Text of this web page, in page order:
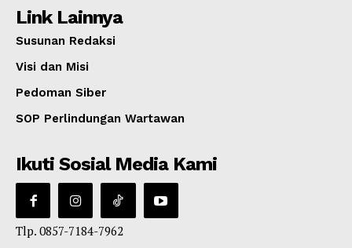
Link Lainnya
Susunan Redaksi
Visi dan Misi
Pedoman Siber
SOP Perlindungan Wartawan
Ikuti Sosial Media Kami
Tlp. 0857-7184-7962